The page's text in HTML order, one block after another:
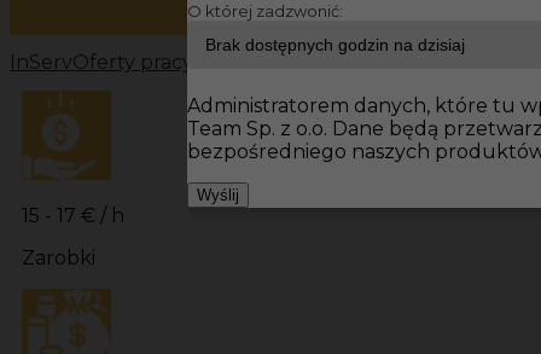
InServOferty pracy Prace wykończeniowe Niemcy
15 - 17 € / h
Zarobki
O której zadzwonić:
Administratorem danych, które tu
Team Sp. z o.o. Dane będą
bezpośredniego naszych
Wyślij